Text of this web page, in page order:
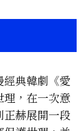
經典韓劇《愛
，在一次意
赫展開一段